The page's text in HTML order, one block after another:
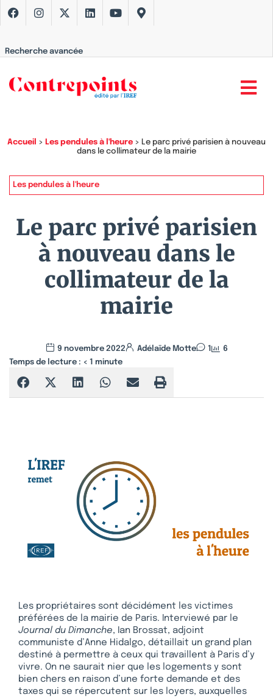
Recherche avancée
Accueil > Les pendules à l'heure > Le parc privé parisien à nouveau
dans le collimateur de la mairie
Les pendules à l'heure
Le parc privé parisien
à nouveau dans le
collimateur de la
mairie
9 novembre 2022 Adélaïde Motte 1
6
Temps de lecture : < 1 minute
Les propriétaires sont décidément les victimes
préférées de la mairie de Paris. Interviewé par le
Journal du Dimanche, Ian Brossat, adjoint
communiste d’Anne Hidalgo, détaillait un grand plan
destiné à permettre à ceux qui travaillent à Paris d’y
vivre. On ne saurait nier que les logements y sont
bien chers en raison d’une forte demande et des
taxes qui se répercutent sur les loyers, auxquelles